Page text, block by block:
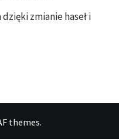
zmianie haseł i
themes.